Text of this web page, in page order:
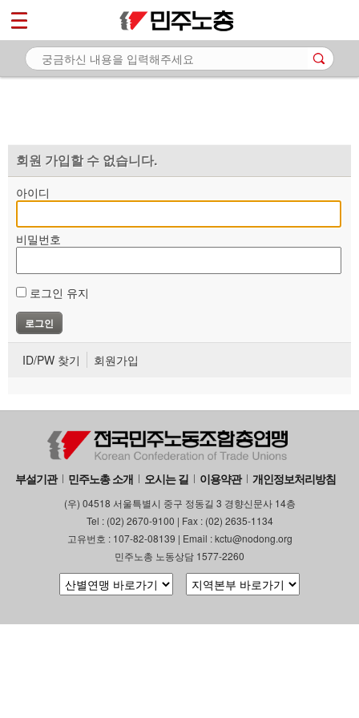
회원 가입할 수 없습니다.
아이디
비밀번호
로그인 유지
ID/PW 찾기 회원가입
부설기관 민주노총 소개 오시는 길 이용약관 개인정보처리방침
(우) 04518 서울특별시 중구 정동길 3 경향신문사 14층
Tel : (02) 2670-9100 | Fax : (02) 2635-1134
고유번호 : 107-82-08139 | Email : kctu@nodong.org
민주노총 노동상담 1577-2260
마이페이지
소개
자료
부설기관